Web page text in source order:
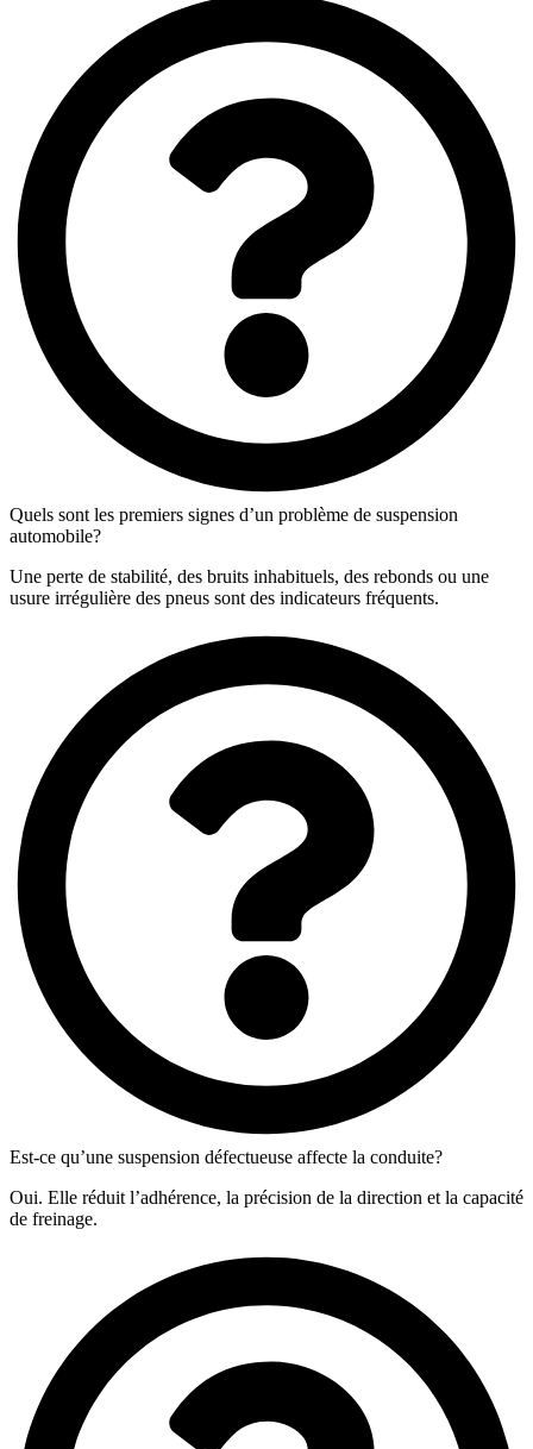
Quels sont les premiers signes d’un problème de suspension
automobile?
Une perte de stabilité, des bruits inhabituels, des rebonds ou une
usure irrégulière des pneus sont des indicateurs fréquents.
Est-ce qu’une suspension défectueuse affecte la conduite?
Oui. Elle réduit l’adhérence, la précision de la direction et la capacité
de freinage.